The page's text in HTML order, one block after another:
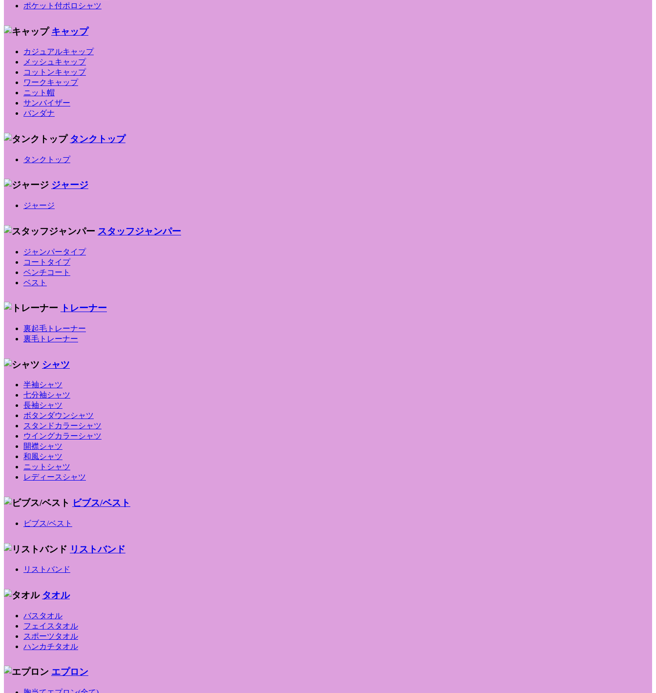
ポケット付ポロシャツ
キャップ
カジュアルキャップ
メッシュキャップ
コットンキャップ
ワークキャップ
ニット帽
サンバイザー
バンダナ
タンクトップ
タンクトップ
ジャージ
ジャージ
スタッフジャンパー
ジャンパータイプ
コートタイプ
ベンチコート
ベスト
トレーナー
裏起毛トレーナー
裏毛トレーナー
シャツ
半袖シャツ
七分袖シャツ
長袖シャツ
ボタンダウンシャツ
スタンドカラーシャツ
ウイングカラーシャツ
開襟シャツ
和風シャツ
ニットシャツ
レディースシャツ
ビブス/ベスト
ビブス/ベスト
リストバンド
リストバンド
タオル
バスタオル
フェイスタオル
スポーツタオル
ハンカチタオル
エプロン